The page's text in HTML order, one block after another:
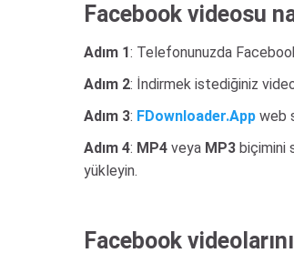
Facebook videosu
Adım 1: Telefonunuzda
Adım 2: İndirmek istediğiniz
Adım 3: FDownloader.App web
Adım 4: MP4 veya MP3 biçimini
yükleyin.
Facebook